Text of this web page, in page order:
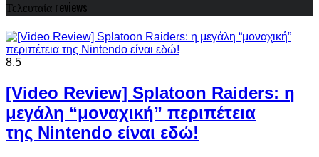
Τελευταία reviews
8.5
[Video Review] Splatoon Raiders: η
μεγάλη “μοναχική” περιπέτεια
της Nintendo είναι εδώ!